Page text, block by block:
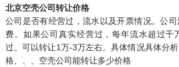
北京空壳公司转让价格
公司是否有经营过，流水以及开票情况。公
费。如果公司真实经营过，每年流水超过千
过。可以转让1万-3万左右。具体情况具体分
格、、、空壳公司能转让多少价格